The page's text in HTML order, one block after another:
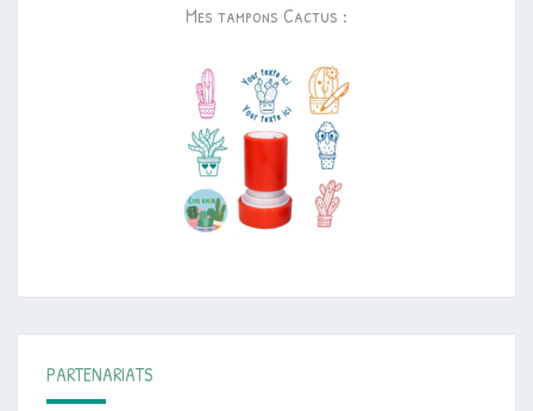
Mes tampons Cactus :
PARTENARIATS